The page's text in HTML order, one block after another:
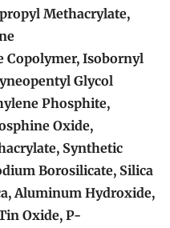
Methacrylate,
Isobornyl
Glycol
Phosphite,
Oxide,
Synthetic
Borosilicate, Silica
Aluminum Hydroxide,
Oxide, P-